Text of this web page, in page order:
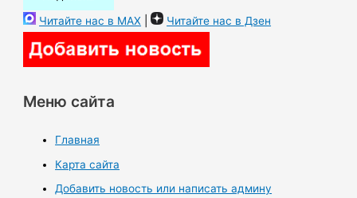
Читайте нас в MAX | Читайте нас в Дзен
Меню сайта
Главная
Карта сайта
Добавить новость или написать админу